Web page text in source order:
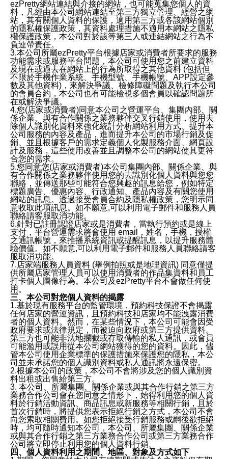
ezPretty網站連結與介接的網站，也可能蒐集您個人的資
料，凡經由本公司網站連結至第三方獨立管理、經營之網
站，其有關個人資料的保護，適用第三方或各該網站個別
的隱私權保護政策，其資料處理措施不適用本網站之隱私
權保護政策，本公司對於該等第三人或連結網站之行為不
負連帶責任。
3.本公司所屬ezPretty平台根據店家或消費者所要求的服務
功能需求或服務平台問題，本公司可使用您之前建立資料
及現在或過去在網站上的行為所取得之其他資料 (包括但
不限於手機作業系統、手機型號、手機帳號、APP設定參
數及其他資料)，來解決爭議、檢修障礙問題及執行本公司
的會員合約，本公司也有可能檢視多個會員以確認問題所
在或解決爭議。
4.您(店家或消費者)同意本公司之營運平台、集團內部、關
係企業、與有合作關係之業務夥伴交叉行銷使用，使用去
除個人識別化資料來強化統計分析網站利用方式、提升本
公司服務的內容及產品，進而提升本公司的市場行銷及促
銷、並且根據客戶的需求定義個人化製服務介面、網頁設
計及服務，這些使用改善並且調整本公司的網站使其更符
合您的需求。
5.您同意您(店家或消費者)本公司集團內部、關係企業、與
有合作關係之業務夥伴使用您的去識別化個人資料與您您
聯絡，並傳送那些可能符合您興趣的訊息給您，例如特定
標題廣告、優惠內容、行政通知、產品內容及有關您使用
網站的訊息。透過接受會員合約及隱私權政策，您明示同
意收取此項訊息。如不願意,可以利用電子郵件和服務人員
聯絡請客服取消功能。
6.針對已註冊認證店家或是消費者，當執行預約或是線上
支付，平台營運需求將會使用 email，姓名，手機，授權
之通訊帳號，來推播系統資訊或提醒訊息，以提升服務體
驗價值。如不願意,可以利用電子郵件和服務人員聯絡請客
服取消功能。
7.店家端服務人員資料 (舉例拍照或是地理資訊) 同意僅提
供所屬店家管理人員可以使用消費者的作品集資料和員工
打卡個人圖像行為。本公司及ezPretty平台不會做任何使
用。
三、本公司對您個人資料的揭露
1.基於現有服務平台的監管環境，預約科技保證不會揭露
任何店家的營運資訊，且預約科技和店家均不能洩露消費
者的個人資料。然而，在某些情況下，本公司可能會因受
政府要求或法律規定，而被迫向政府或第三方提供資料。
第三方也可能非法地攔截或存取傳輸的私人通訊，或會員
可能濫用或誤用從本公司網站獲得的您的資料。因此，儘
管本公司使用企業標準的保護措施來保護您的隱私，本公
司並未承諾您的個人識別資料或私人通訊將永遠保密。
2.根據本公司的政策，本公司不會將涉及您的個人識別資
料出租或出售給第三方。
3. 本公司、所屬集團、關係企業或與其合作行銷之第三方
業務合作公司會在您同意之情形下，始得利用您的個人資
料於行銷活動資訊、商品訊息或新服務等相關行銷，且於
首次行銷時，將提供您表示拒絕行銷之方式，本公司不會
向您索取相關費用。如您拒絕接受行銷服務或嗣後欲拒絕
時，均可隨時通知本公司，本公司、所屬集團、關係企業
或與其合作行銷之第三方業務合作公司或第三方業務合作
公司將立即停止利用您的個人資料行銷。
四、個人資料利用之期間、地區、對象及方式如下